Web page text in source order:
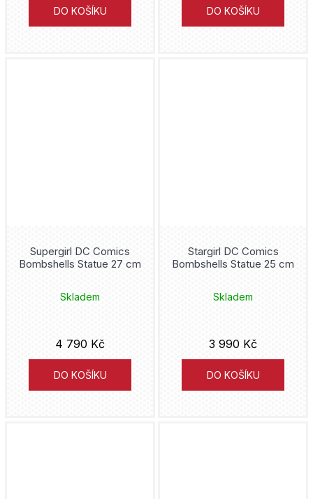
DO KOŠÍKU DO KOŠÍKU
Supergirl DC Comics
Bombshells Statue 27 cm
Skladem
4 790 Kč
DO KOŠÍKU
Stargirl DC Comics
Bombshells Statue 25 cm
Skladem
3 990 Kč
DO KOŠÍKU